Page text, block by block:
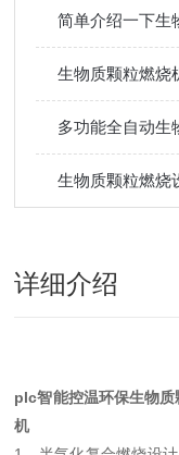
简单介绍一下生
生物质颗粒燃烧
详细介绍
plc智能控温环保生物质
机